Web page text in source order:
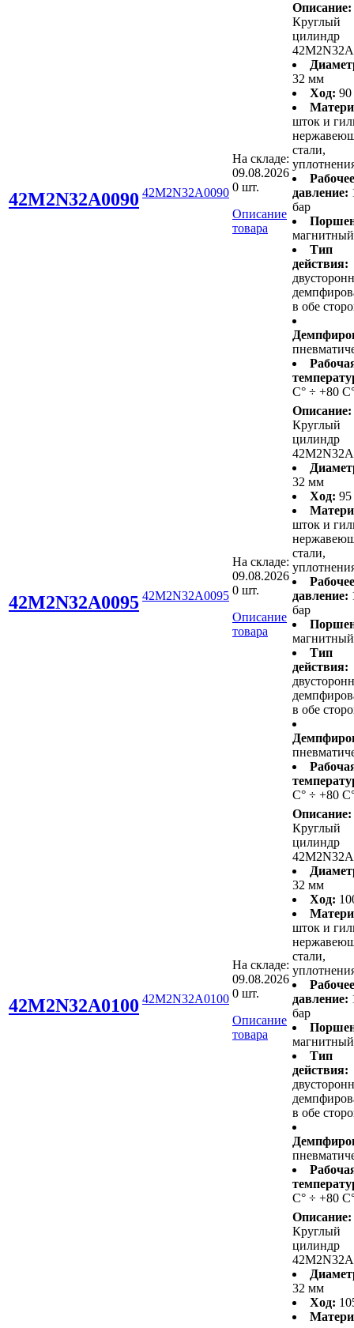
42M2N32A0090 42M2N32A0090
На складе:
09.08.2026
0 шт.
Описание
товара
Описание:
Круглый
цилиндр
32 мм
Ход:
шток и
стали,
Рабочее
давление:
бар
магнитный
Тип
действия:
в обе
С° ÷ +80
42M2N32A0095 42M2N32A0095
На складе:
09.08.2026
0 шт.
Описание
товара
Описание:
Круглый
цилиндр
32 мм
Ход:
шток и
стали,
Рабочее
давление:
бар
магнитный
Тип
действия:
в обе
С° ÷ +80
42M2N32A0100 42M2N32A0100
На складе:
09.08.2026
0 шт.
Описание
товара
Описание:
Круглый
цилиндр
32 мм
Ход:
шток и
стали,
Рабочее
давление:
бар
магнитный
Тип
действия:
в обе
С° ÷ +80
Описание:
Круглый
цилиндр
32 мм
Ход: